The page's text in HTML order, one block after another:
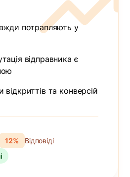
потрапляють у
відправника є
відкриттів та конверсій
12%
Відповіді